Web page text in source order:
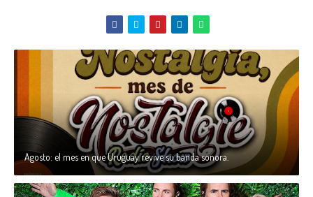
Agosto: el mes en que Uruguay revive su banda sonora.